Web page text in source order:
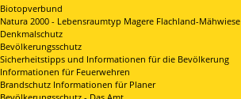
Biotopverbund
Natura 2000 - Lebensraumtyp Magere Flachland-Mähwiese
Denkmalschutz
Bevölkerungsschutz
Sicherheitstipps und Informationen für die Bevölkerung
Informationen für Feuerwehren
Brandschutz Informationen für Planer